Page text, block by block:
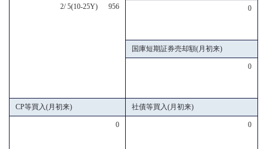
2/ 5(10-25Y) 956
0
国庫短期証券売却額(月初来)
0
CP等買入(月初来) 社債等買入(月初来)
0 0